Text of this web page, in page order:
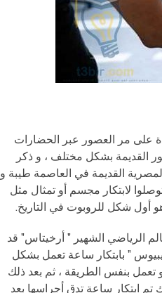
على مر العصور عبر الحضارات
القديمة بشكل مختلف ، و ذكر
القديمة في العاصمة طيبة و
لابتكار مجسم أو تمثال مثل
أول شكل للروبوت في التاريخ.
الرياضي الشهير ” أرخيتاس” قد
” بابتكار ساعة تعمل بشكل
تعمل بنفس الطريقة ، ثم بعد ذلك
تم ابتكار ساعة تدق أجراسها بعد